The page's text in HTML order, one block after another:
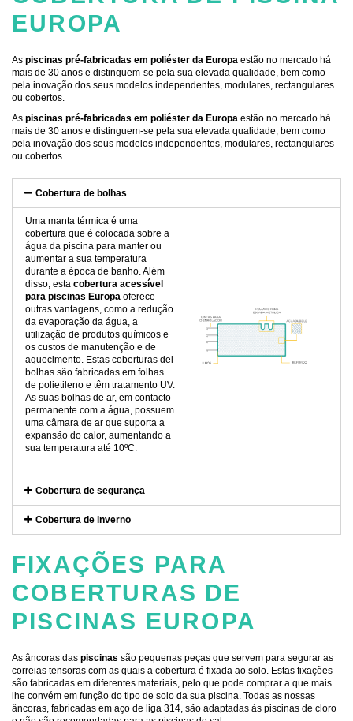
EUROPA
As piscinas pré-fabricadas em poliéster da Europa estão no mercado há
mais de 30 anos e distinguem-se pela sua elevada qualidade, bem como
pela inovação dos seus modelos independentes, modulares, rectangulares
ou cobertos.
As piscinas pré-fabricadas em poliéster da Europa estão no mercado há
mais de 30 anos e distinguem-se pela sua elevada qualidade, bem como
pela inovação dos seus modelos independentes, modulares, rectangulares
ou cobertos.
Cobertura de bolhas
Uma manta térmica é uma
cobertura que é colocada sobre a
água da piscina para manter ou
aumentar a sua temperatura
durante a época de banho. Além
disso, esta cobertura acessível
para piscinas Europa oferece
outras vantagens, como a redução
da evaporação da água, a
utilização de produtos químicos e
os custos de manutenção e de
aquecimento. Estas coberturas del
bolhas são fabricadas em folhas
de polietileno e têm tratamento UV.
As suas bolhas de ar, em contacto
permanente com a água, possuem
uma câmara de ar que suporta a
expansão do calor, aumentando a
sua temperatura até 10ºC.
Cobertura de segurança
Cobertura de inverno
FIXAÇÕES PARA
COBERTURAS DE
PISCINAS EUROPA
As âncoras das piscinas são pequenas peças que servem para segurar as
correias tensoras com as quais a cobertura é fixada ao solo. Estas fixações
são fabricadas em diferentes materiais, pelo que pode comprar a que mais
lhe convém em função do tipo de solo da sua piscina. Todas as nossas
âncoras, fabricadas em aço de liga 314, são adaptadas às piscinas de cloro